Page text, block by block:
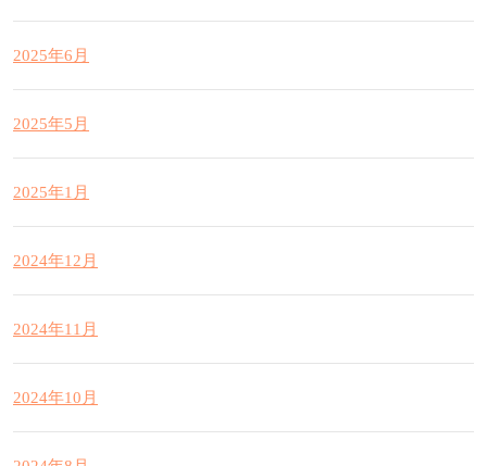
2025年6月
2025年5月
2025年1月
2024年12月
2024年11月
2024年10月